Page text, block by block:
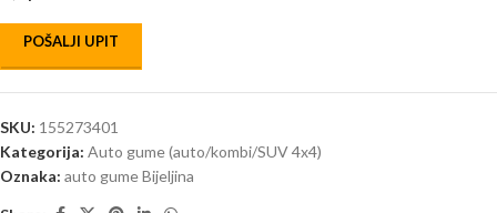
POŠALJI UPIT
SKU: 155273401
Kategorija: Auto gume (auto/kombi/SUV 4x4)
Oznaka: auto gume Bijeljina